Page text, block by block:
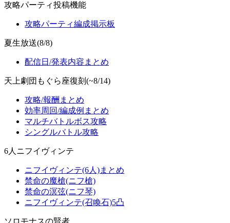
攻略パーティ投稿機能
攻略パーティ編成掲示板
夏生放送(8/8)
配信日/発表内容まとめ
天上劇団もぐら座復刻(~8/14)
攻略/報酬まとめ
効率周回/編成例まとめ
マルチバトルボス攻略
シングルバトル攻略
6人ニフイヴィンテ
ニフイヴィンテ(6人)まとめ
禁命の魔槍(ニフ槍)
禁命の溟弦(ニフ琴)
ニフイヴィンテ(召喚石)5凸
ソロモナスの賢者